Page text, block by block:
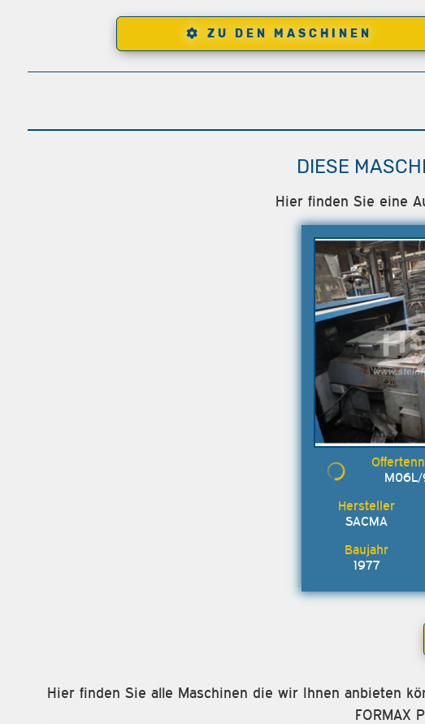
ZU DEN MASCHINEN
DIESE
Hier finden Sie eine
SACMA
1977
Hier finden Sie alle Maschinen die wir Ihnen anbieten
FORMAX